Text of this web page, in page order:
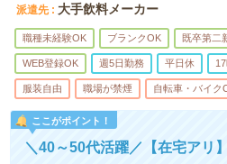
派遣先 大手飲料メーカー
職種未経験OK ブランクOK 既卒第二
WEB登録OK 週5日勤務 平日休
服装自由 職場が禁煙 自転車・バイク
ここがポイント！
＼40～50代活躍／【在宅アリ